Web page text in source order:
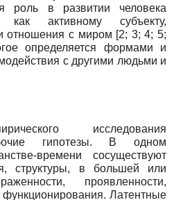
роль в развитии человека
активному субъекту,
отношения с миром [2; 3; 4; 5;
определяется формами и
с другими людьми и
исследования
гипотезы. В одном
времени сосуществуют
структуры, в большей или
проявленности,
функционирования. Латентные